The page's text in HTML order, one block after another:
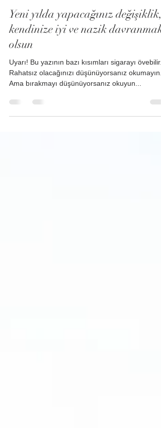
Yeşim Ateşçi Keleş
1 Oca 2016
3 dakikada okunur
Yeni yılda yapacağınız değişiklik,
kendinize iyi ve nazik davranmak
olsun
Uyarı! Bu yazının bazı kısımları sigarayı övebilir.